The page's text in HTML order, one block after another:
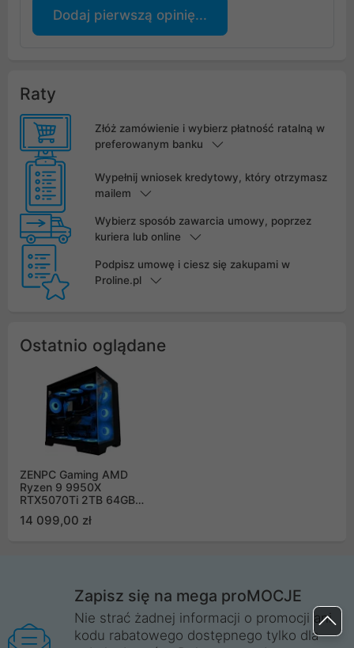
Dodaj pierwszą opinię...
Raty
Złóż zamówienie i wybierz płatność ratalną w
preferowanym banku
Wypełnij wniosek kredytowy, który otrzymasz
mailem
Wybierz sposób zawarcia umowy, poprzez
kuriera lub online
Podpisz umowę i ciesz się zakupami w
Proline.pl
Ostatnio oglądane
ZENPC Gaming AMD
Ryzen 9 9950X
RTX5070Ti 2TB 64GB
14 099,00 zł
Zapisz się na mega proMOCJE
Nie strać żadnej informacji o promocji ani
kodu rabatowego dostępnego tylko dla